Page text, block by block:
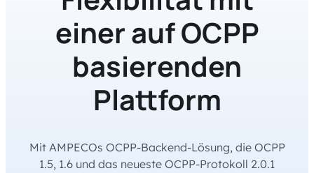
einer auf OCPP
basierenden
Plattform
Mit AMPECOs OCPP-Backend-Lösung, die OCPP
1.5, 1.6 und das neueste OCPP-Protokoll 2.0.1